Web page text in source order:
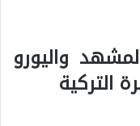
واليورو
التركية